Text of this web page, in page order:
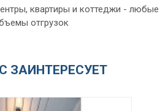
квартиры и коттеджи - любые
отгрузок
ЗАИНТЕРЕСУЕТ